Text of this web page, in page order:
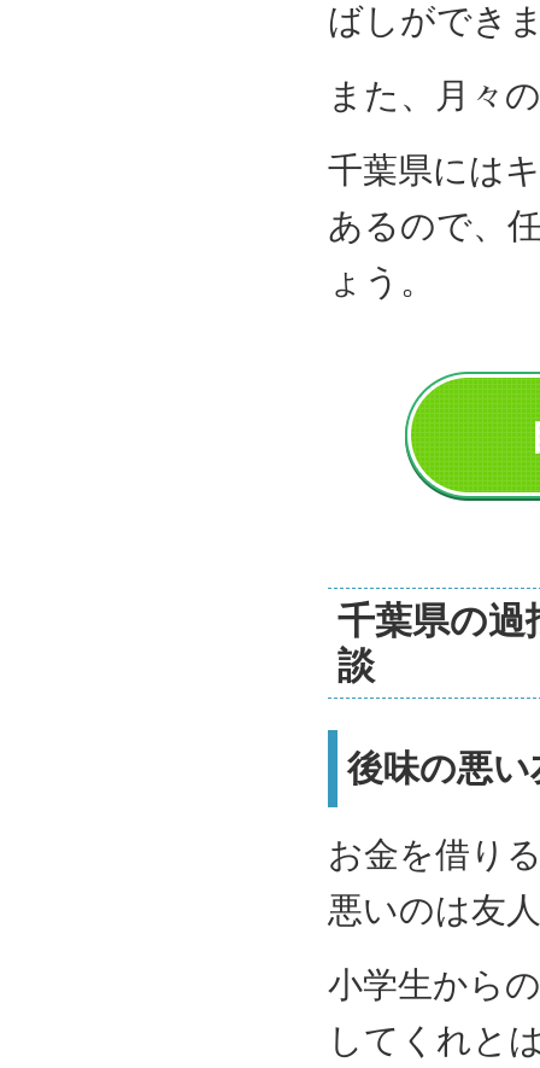
ばしができ
また、月々
千葉県には
あるので、
ょう。
千葉県の過
談
後味の悪
お金を借り
悪いのは友
小学生から
してくれと